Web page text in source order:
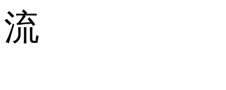
流